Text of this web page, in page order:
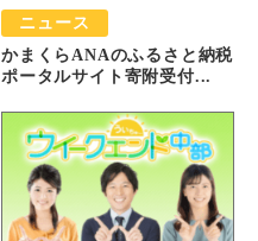
ニュース
かまくらANAのふるさと納税
ポータルサイト寄附受付...